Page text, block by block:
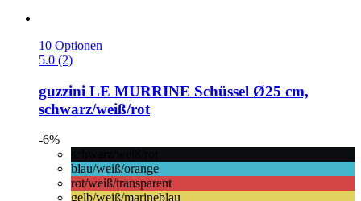
10 Optionen
5.0 (2)
guzzini LE MURRINE Schüssel Ø25 cm,
schwarz/weiß/rot
-6%
blau/weiß/orange
rot/weiß/transparent
gelb/weiß/marineblau